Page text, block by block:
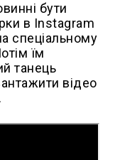
бути
в Instagram
спеціальному
їм
танець
відео